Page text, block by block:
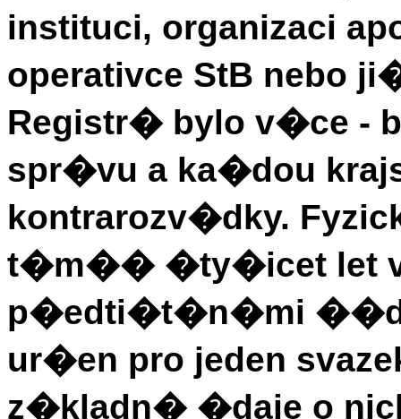
instituci, organizaci
operativce StB nebo
Registr� bylo v�ce -
spr�vu a ka�dou
kontrarozv�dky.
t�m�� �ty�icet let
p�edti�t�n�mi
ur�en pro jeden
z�kladn� �daje o